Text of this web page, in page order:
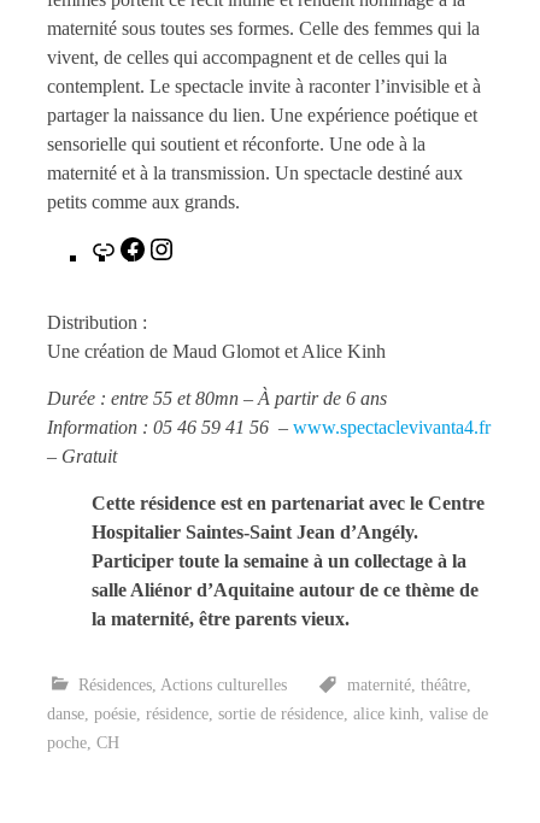
maternité sous toutes ses formes. Celle des femmes qui la
vivent, de celles qui accompagnent et de celles qui la
contemplent. Le spectacle invite à raconter l’invisible et à
partager la naissance du lien. Une expérience poétique et
sensorielle qui soutient et réconforte. Une ode à la
maternité et à la transmission. Un spectacle destiné aux
petits comme aux grands.
LienFacebook
Distribution :
Une création de Maud Glomot et Alice Kinh
Durée : entre 55 et 80mn – À partir de 6 ans
Information : 05 46 59 41 56 – www.spectaclevivanta4.fr
– Gratuit
Cette résidence est en partenariat avec le Centre
Hospitalier Saintes-Saint Jean d’Angély.
Participer toute la semaine à un collectage à la
salle Aliénor d’Aquitaine autour de ce thème de
la maternité, être parents vieux.
Résidences, Actions culturelles maternité, théâtre,
danse, poésie, résidence, sortie de résidence, alice kinh valise de
poche, CH